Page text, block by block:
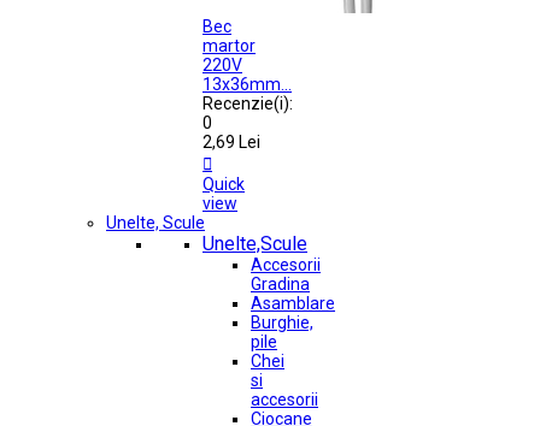
Bec
martor
220V
13x36mm...
Recenzie(i):
0
2,69 Lei

Quick
view
Unelte, Scule
Unelte,Scule
Accesorii
Gradina
Asamblare
Burghie,
pile
Chei
si
accesorii
Ciocane